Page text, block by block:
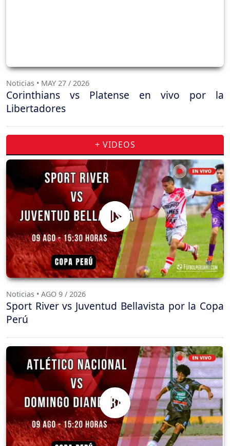
Noticias • MAY 27 / 2026
Corinthians vs Platense en vivo por la
Libertadores
+ VIDEOS
Noticias • AGO 9 / 2026
Sport River vs Juventud Bellavista por la Copa
Perú